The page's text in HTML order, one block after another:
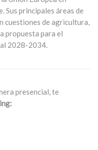
Sus principales áreas de
cuestiones de agricultura,
propuesta para el
2028-2034.
presencial, te